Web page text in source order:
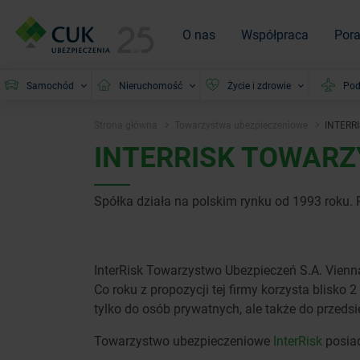
O nas Współpraca
Samochód Nieruchomość Życie i zdrowie
INTERRISK
Spółka działa na polskim rynku od 1993
InterRisk Towarzystwo Ubezpieczeń S.A.
Co roku z propozycji tej firmy korzysta blisko
tylko do osób prywatnych, ale także do
Towarzystwo ubezpieczeniowe InterRisk